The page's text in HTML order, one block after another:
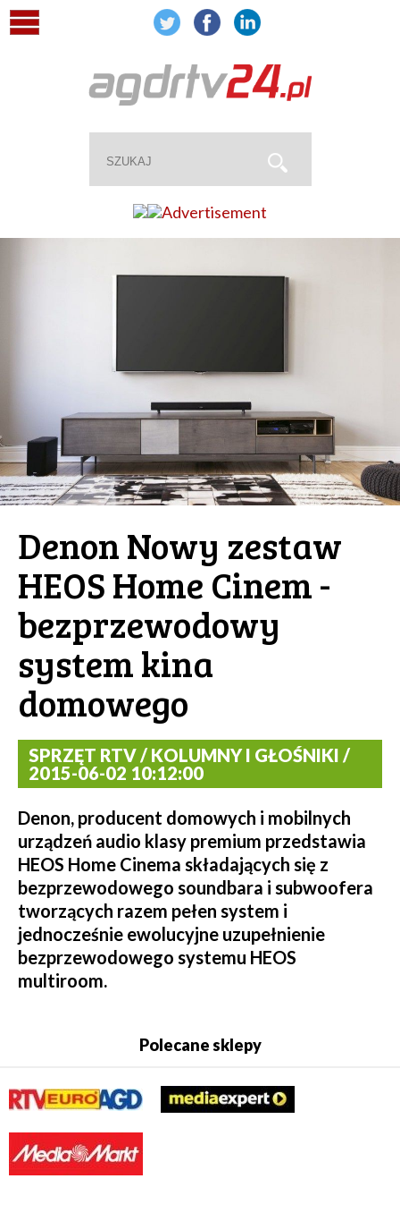
Denon Nowy zestaw
HEOS Home Cinem -
bezprzewodowy
system kina
domowego
SPRZĘT RTV / KOLUMNY I GŁOŚNIKI /
2015-06-02 10:12:00
Denon, producent domowych i mobilnych
urządzeń audio klasy premium przedstawia
HEOS Home Cinema składających się z
bezprzewodowego soundbara i subwoofera
tworzących razem pełen system i
jednocześnie ewolucyjne uzupełnienie
bezprzewodowego systemu HEOS
multiroom.
Polecane sklepy